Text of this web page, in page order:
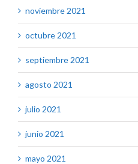
noviembre 2021
octubre 2021
septiembre 2021
agosto 2021
julio 2021
junio 2021
mayo 2021